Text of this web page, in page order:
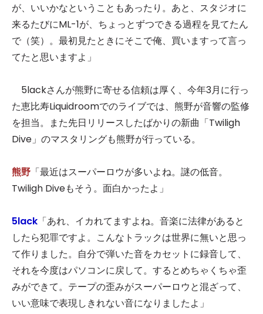
が、いいかなということもあったり。あと、スタジオに
来るたびにML-1が、ちょっとずつできる過程を見てたん
で（笑）。最初見たときにそこで俺、買いますって言っ
てたと思いますよ」
5lackさんが熊野に寄せる信頼は厚く、今年3月に行っ
た恵比寿Liquidroomでのライブでは、熊野が音響の監修
を担当。また先日リリースしたばかりの新曲「Twiligh
Dive」のマスタリングも熊野が行っている。
熊野 「最近はスーパーロウが多いよね。謎の低音。
Twiligh Diveもそう。面白かったよ」
5lack 「あれ、イカれてますよね。音楽に法律があると
したら犯罪ですよ。こんなトラックは世界に無いと思っ
て作りました。自分で弾いた音をカセットに録音して、
それを今度はパソコンに戻して。するとめちゃくちゃ歪
みができて。テープの歪みがスーパーロウと混ざって、
いい意味で表現しきれない音になりましたよ」